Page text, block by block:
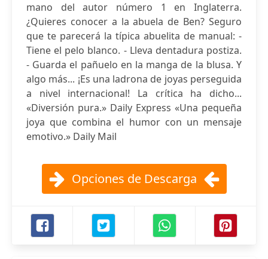
mano del autor número 1 en Inglaterra.
¿Quieres conocer a la abuela de Ben? Seguro
que te parecerá la típica abuelita de manual: -
Tiene el pelo blanco. - Lleva dentadura postiza.
- Guarda el pañuelo en la manga de la blusa. Y
algo más... ¡Es una ladrona de joyas perseguida
a nivel internacional! La crítica ha dicho...
«Diversión pura.» Daily Express «Una pequeña
joya que combina el humor con un mensaje
emotivo.» Daily Mail
Opciones de Descarga